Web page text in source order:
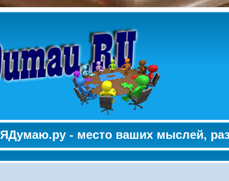
ЯДумаю.ру - место ваших мыслей,